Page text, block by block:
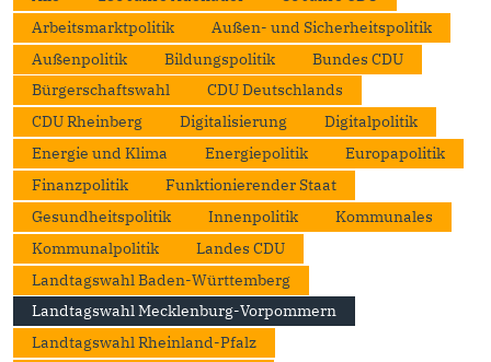
Arbeitsmarktpolitik
Außen- und Sicherheitspolitik
Außenpolitik
Bildungspolitik
Bundes CDU
Bürgerschaftswahl
CDU Deutschlands
CDU Rheinberg
Digitalisierung
Digitalpolitik
Energie und Klima
Energiepolitik
Europapolitik
Finanzpolitik
Funktionierender Staat
Gesundheitspolitik
Innenpolitik
Kommunales
Kommunalpolitik
Landes CDU
Landtagswahl Baden-Württemberg
Landtagswahl Mecklenburg-Vorpommern
Landtagswahl Rheinland-Pfalz